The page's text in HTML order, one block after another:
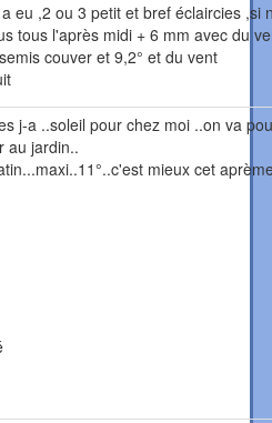
a eu ,2 ou 3 petit et bref éclaircies ,si
tous l'après midi + 6 mm avec du
couver et 9,2° et du vent
j-a ..soleil pour chez moi ..on va
au jardin..
mieux cet